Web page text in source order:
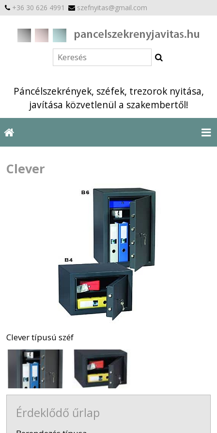
+36 30 626 4991 szefnyitas@gmail.com
Páncélszekrények, széfek, trezorok nyitása,
javítása közvetlenül a szakembertől!
Clever
Clever típusú széf
Érdeklődő űrlap